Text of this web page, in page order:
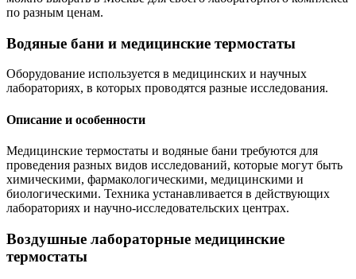
по разным ценам.
Водяные бани и медицинские термостаты
Оборудование используется в медицинских и научных
лабораториях, в которых проводятся разные исследования.
Описание и особенности
Медицинские термостаты и водяные бани требуются для
проведения разных видов исследований, которые могут быть
химическими, фармакологическими, медицинскими и
биологическими. Техника устанавливается в действующих
лабораториях и научно-исследовательских центрах.
Воздушные лабораторные медицинские
термостаты